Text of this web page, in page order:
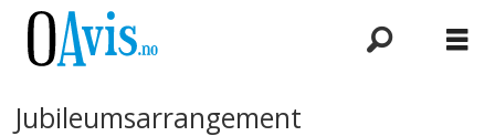
Jubileumsarrangement